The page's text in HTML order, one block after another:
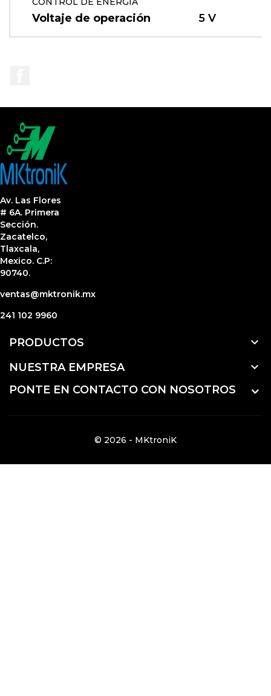
Voltaje de operación 5 V
Av. Las Flores
# 6A. Primera
Sección.
Zacatelco,
Tlaxcala,
Mexico. C.P:
90740.
ventas@mktronik.mx
241 102 9960
PRODUCTOS 
NUESTRA EMPRESA 
PONTE EN CONTACTO CON NOSOTROS
© 2026 - MKtroniK